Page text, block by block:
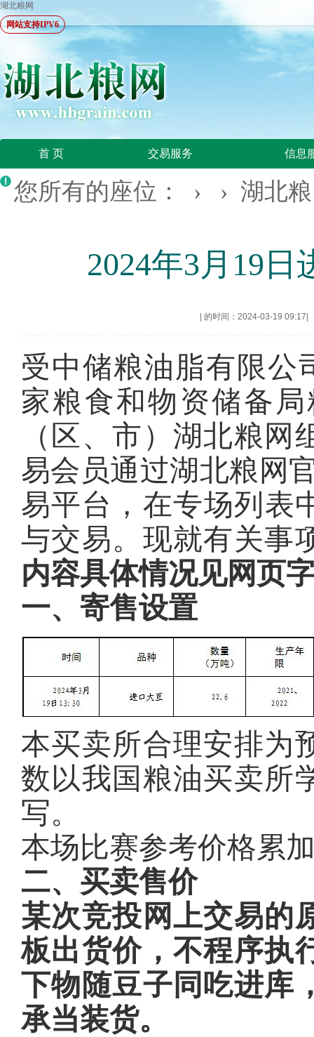
湖北粮网
网站支持IPV6
首 页 交易服务 信息
您所有的座位： › › 湖北
2024年3月19
的时间：2024-03-19 09:17
受中储粮油脂有限公
家粮食和物资储备
（区、市）湖北粮
易会员通过湖北粮网
易平台，在专场列表
与交易。现就有关事
内容具体情况见网页
一、 寄售设置
本买卖所合理安排为
数以我国粮油买卖所
写。
本场比赛参考价格累
二、买卖售价
某次竞投网上交易的
板出货价，不程序执
下物随豆子同吃进库
承当装货。